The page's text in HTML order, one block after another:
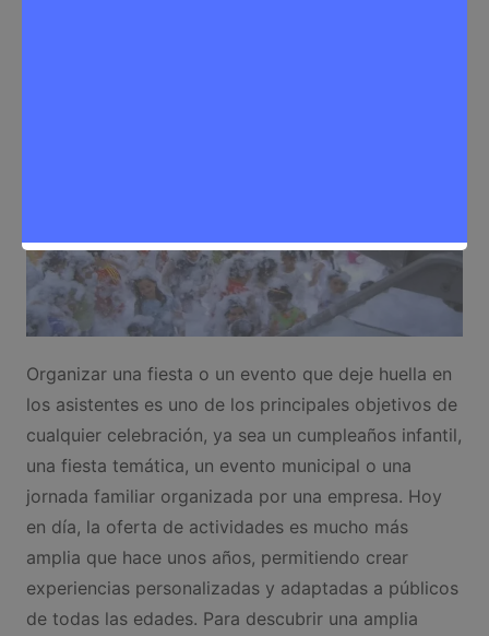
Organizar una fiesta o un evento que deje huella en
los asistentes es uno de los principales objetivos de
cualquier celebración, ya sea un cumpleaños infantil,
una fiesta temática, un evento municipal o una
jornada familiar organizada por una empresa. Hoy
en día, la oferta de actividades es mucho más
amplia que hace unos años, permitiendo crear
experiencias personalizadas y adaptadas a públicos
de todas las edades. Para descubrir una amplia